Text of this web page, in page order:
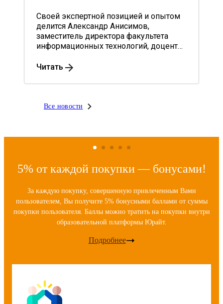
Своей экспертной позицией и опытом
делится Александр Анисимов,
заместитель директора факультета
информационных технологий, доцент
менеджмента им. профессора В.В. Дика
экономических наук.
Читать
Все новости
5% от каждой покупки — бонусами!
За каждую покупку, совершенную привлеченным Вами
пользователем, Вы получите 5% бонусными баллами от суммы
покупки пользователя. Баллы можно тратить на покупки внутри
образовательной платформы Юрайт.
Подробнее